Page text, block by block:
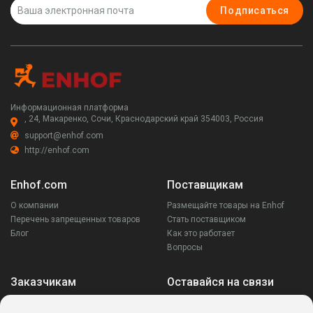
Подписаться
Информационная платформа
, 24, Макаренко, Сочи, Краснодарский край 354003, Россия
support@enhof.com
http://enhof.com
Enhof.com
О компании
Перечень запрещенных товаров
Блог
Поставщикам
Размещайте товары на Enhof
Стать поставщиком
Как это работает
Вопросы
Заказчикам Оставайся на связи